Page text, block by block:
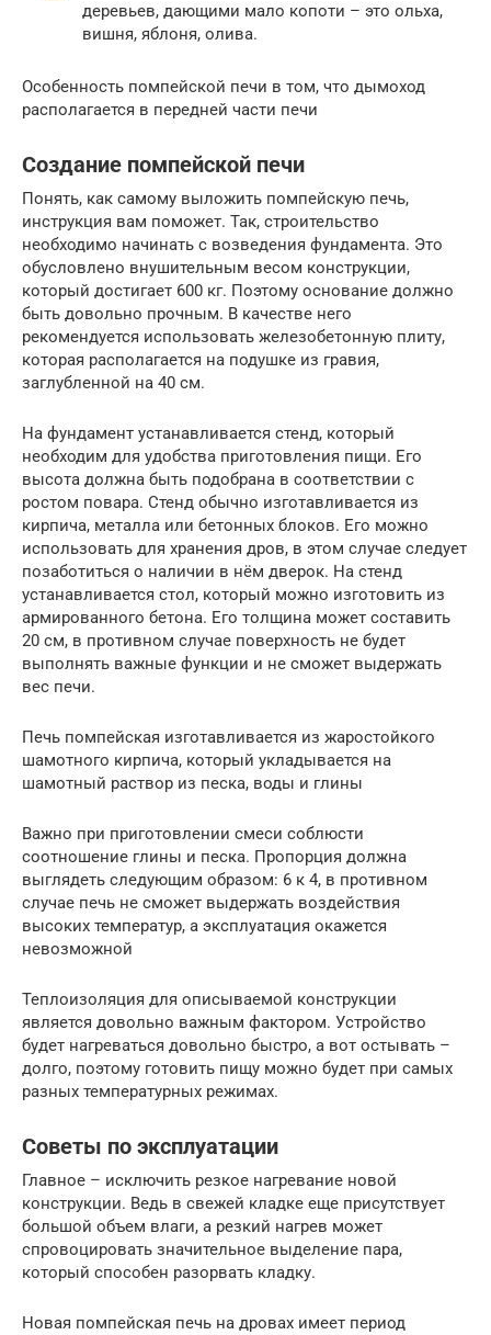
деревьев, дающими мало копоти – это ольха,
вишня, яблоня, олива.
Особенность помпейской печи в том, что дымоход
располагается в передней части печи
Создание помпейской печи
Понять, как самому выложить помпейскую печь,
инструкция вам поможет. Так, строительство
необходимо начинать с возведения фундамента. Это
обусловлено внушительным весом конструкции,
который достигает 600 кг. Поэтому основание должно
быть довольно прочным. В качестве него
рекомендуется использовать железобетонную плиту,
которая располагается на подушке из гравия,
заглубленной на 40 см.
На фундамент устанавливается стенд, который
необходим для удобства приготовления пищи. Его
высота должна быть подобрана в соответствии с
ростом повара. Стенд обычно изготавливается из
кирпича, металла или бетонных блоков. Его можно
использовать для хранения дров, в этом случае следует
позаботиться о наличии в нём дверок. На стенд
устанавливается стол, который можно изготовить из
армированного бетона. Его толщина может составить
20 см, в противном случае поверхность не будет
выполнять важные функции и не сможет выдержать
вес печи.
Печь помпейская изготавливается из жаростойкого
шамотного кирпича, который укладывается на
шамотный раствор из песка, воды и глины
Важно при приготовлении смеси соблюсти
соотношение глины и песка. Пропорция должна
выглядеть следующим образом: 6 к 4, в противном
случае печь не сможет выдержать воздействия
высоких температур, а эксплуатация окажется
невозможной
Теплоизоляция для описываемой конструкции
является довольно важным фактором. Устройство
будет нагреваться довольно быстро, а вот остывать –
долго, поэтому готовить пищу можно будет при самых
разных температурных режимах.
Советы по эксплуатации
Главное – исключить резкое нагревание новой
конструкции. Ведь в свежей кладке еще присутствует
большой объем влаги, а резкий нагрев может
спровоцировать значительное выделение пара,
который способен разорвать кладку.
Новая помпейская печь на дровах имеет период